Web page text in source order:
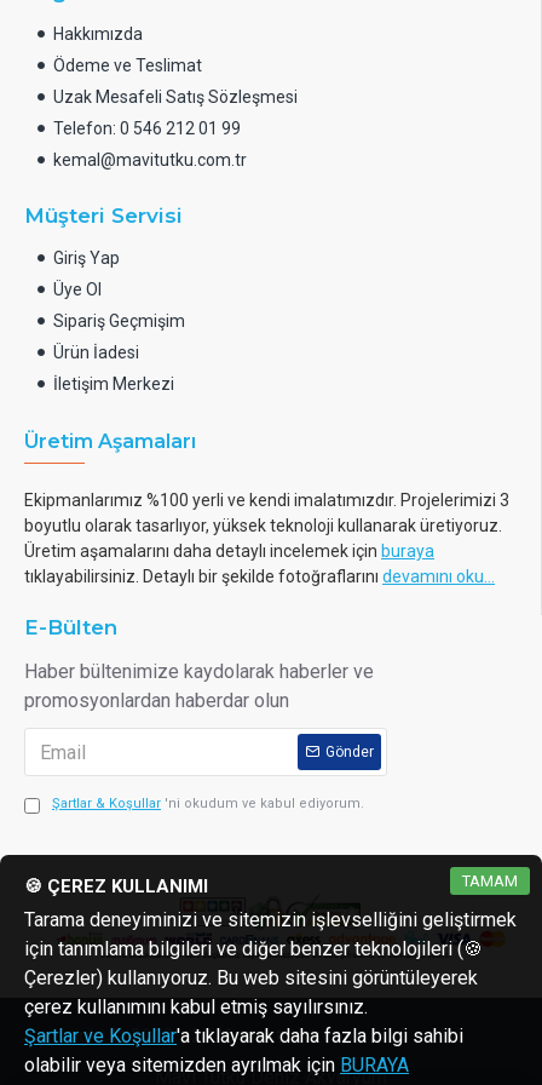
sonrakini eklemeden önce her bir kaşığın
tamamen çözülmesini bekleyin.
oz./450 g toz
1000ml solüsyona doldurabilir ve yukarıdaki talimatları
takip edebilirsiniz.
Hakkımızda
Ödeme ve Teslimat
Uzak Mesafeli Satış Sözleşmesi
Telefon: 0 546 212 01 99
kemal@mavitutku.com.tr
Müşteri Servisi
Giriş Yap
Üye Ol
Sipariş Geçmişim
Ürün İadesi
İletişim Merkezi
Üretim Aşamaları
Ekipmanlarımız %100 yerli ve kendi imalatımızdır. Projelerimizi 3
boyutlu olarak tasarlıyor, yüksek teknoloji kullanarak üretiyoruz.
Üretim aşamalarını daha detaylı incelemek için buraya
tıklayabilirsiniz. Detaylı bir şekilde fotoğraflarını devamını oku...
E-Bülten
Haber bültenimize kaydolarak haberler ve
promosyonlardan haberdar olun
Gönder
Şartlar & Koşullar 'ni okudum ve kabul ediyorum.
Copyright © 2013 - 2026 reaktorler.com
Mavi Tutku Deniz Akvaryum
TAMAM
🍪 ÇEREZ KULLANIMI
Tarama deneyiminizi ve sitemizin işlevselliğini geliştirmek
için tanımlama bilgileri ve diğer benzer teknolojileri (🍪
Çerezler) kullanıyoruz. Bu web sitesini görüntüleyerek
çerez kullanımını kabul etmiş sayılırsınız.
Şartlar ve Koşullar'a tıklayarak daha fazla bilgi sahibi
olabilir veya sitemizden ayrılmak için BURAYA